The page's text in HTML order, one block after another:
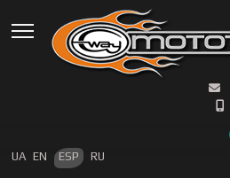
Seleccione su idioma
UA EN ESP RU